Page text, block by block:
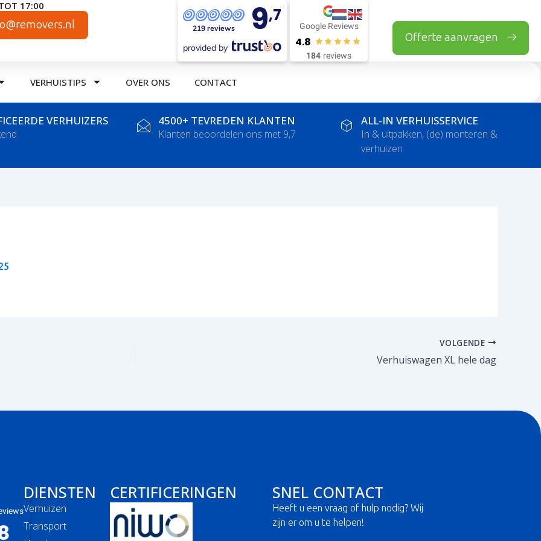
17:00
219 reviews 9,7
provided by
Google Reviews
4.8
184 reviews
Offerte aanvragen
VERHUISTIPS OVER ONS CONTACT
VERHUIZERS 4500+ TEVREDEN KLANTEN
Klanten beoordelen ons met 9,7
ALL-IN VERHUISSERVICE
In & uitpakken, (de) monteren &
verhuizen
VOLGENDE
Verhuiswagen XL hele dag
DIENSTEN
Verhuizen
Transport
CERTIFICERINGEN SNEL CONTACT
Heeft u een vraag of hulp nodig? Wij
zijn er om u te helpen!